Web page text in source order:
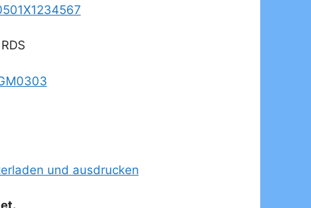
und ausdrucken